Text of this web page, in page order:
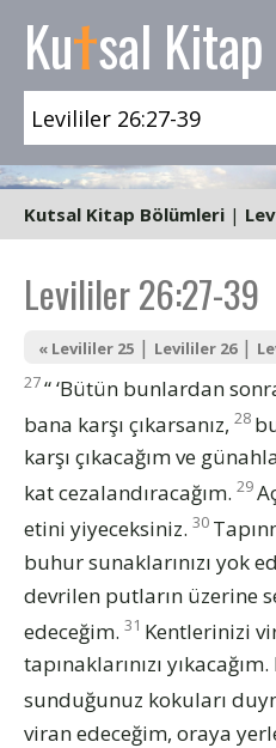
Kutsal Kitap
Kutsal Kitap Bölümleri |
Levililer 26:27-39
« Levililer 25 | Levililer 26|
27“ ‘Bütün bunlardan
bana karşı çıkarsanız, 28
karşı çıkacağım ve
kat cezalandıracağım. 29
etini yiyeceksiniz. 30
buhur sunaklarınızı yok
devrilen putların üzerine
edeceğim. 31 Kentlerinizi
tapınaklarınızı
sunduğunuz kokuları
viran edeceğim, oraya